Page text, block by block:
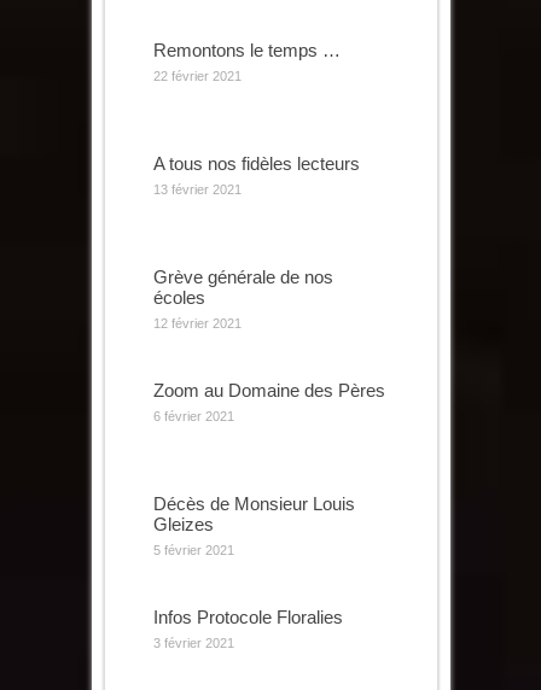
Remontons le temps …
22 février 2021
A tous nos fidèles lecteurs
13 février 2021
Grève générale de nos
écoles
12 février 2021
Zoom au Domaine des Pères
6 février 2021
Décès de Monsieur Louis
Gleizes
5 février 2021
Infos Protocole Floralies
3 février 2021